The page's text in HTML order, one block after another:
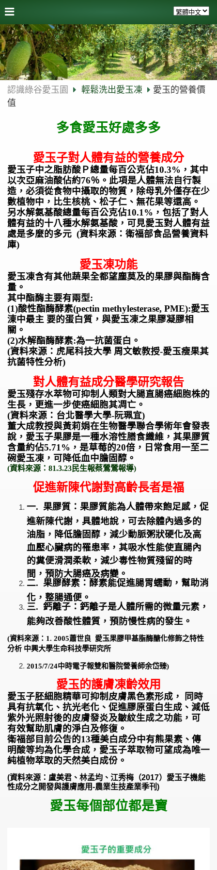
認識綠谷愛玉園 輕鬆洗出愛玉凍
愛玉的營養價
值
多食愛玉好處多多
愛玉子對人體有益的營養成分
愛玉子中之脂肪酸Ｐ總量每百公克佔10.3%，其中
以次亞麻油酸佔約76％。此項是人體無法自行製
造，必須從食物中攝取的物質，除母乳外僅存在少
數植物中，比生核桃、松子仁、無花果等還高。
另水解氨基酸總量每百公克佔10.1%，包括了對人
體有益的十八種水解氨基酸，可見愛玉對人體有益
處是多麼的多元 (資料來源：衛福部食品營養資料
庫)
愛玉凍功能
愛玉凍含有其他蔬果全都望塵莫及的果膠與酯酶含
量。
其中酯酶主要有兩型:
(1)酸性酯酶酵素(pectin methylesterase, PME):愛玉
涷中最主 要的蛋白質，與愛玉凍之果膠凝膠相
關。
(2)水解酯酶酵素:為一抗菌蛋白。
(資料來源：虎尾科技大學 周文敏教授-愛玉瘦果其
抗菌特性分析)
對人體有益成分醫學研究報告
愛玉殘存水萃物可抑制人類對大腸直腸癌細胞株的
生長，更進一步使癌細胞其凋亡。
(資料來源：台北醫學大學-阮珮宜)
董大成教授與黃莉娟在生物醫學聯合學術年會發表
說，愛玉子果膠是一種水溶性膳食纖維，其果膠質
含量約佔5.71%，是草莓的20倍，日常食用一至二
碗愛玉凍，可降低血中膽固醇。
(資料來源：81.3.23民生報蔡鶯鶯報導)
促進新陳代謝對高齡長者是福
一. 果膠質：果膠質能為人體帶來飽足感，促
進新陳代謝，具體地說，可去除體內過多的
油脂，降低膽固醇，減少動脈粥狀硬化及高
血壓心臟病的罹患率，其吸水性能使直腸內
的糞便滑潤柔軟，減少毒性物質殘留的時
間，預防大腸癌及病變。
二. 果膠酵素：酵素能促進腸胃蠕動，幫助消
化，整腸通便。
三. 鈣離子：鈣離子是人體所需的微量元素，
能夠改善酸性體質，預防慢性病的發生。
(資料來源：1. 2005蕭世良 愛玉果膠甲基脂酶醣化修飾之特性
分析 中興大學生命科技學研究所
2015/7/24中時電子報雙和醫院營養師余岱臻)
愛玉的護膚凍齡效用
愛玉子胚細胞精華可抑制皮膚黑色素形成， 同時
具有抗氧化、抗光老化、促進膠原蛋白生成、減低
紫外光照射後的皮膚發炎及皺紋生成之功能，可
有效幫助肌膚的淨白及修復。
衛福部目前公告的13種美白成分中有熊果素、傳
明酸等均為化學合成，愛玉子萃取物可望成為唯一
純植物萃取的天然美白成份。
(資料來源：盧美君、林孟均、江秀梅（2017）愛玉子機能
性成分之開發與護膚應用-農業生技產業季刊 )
愛玉每個部位都是寶